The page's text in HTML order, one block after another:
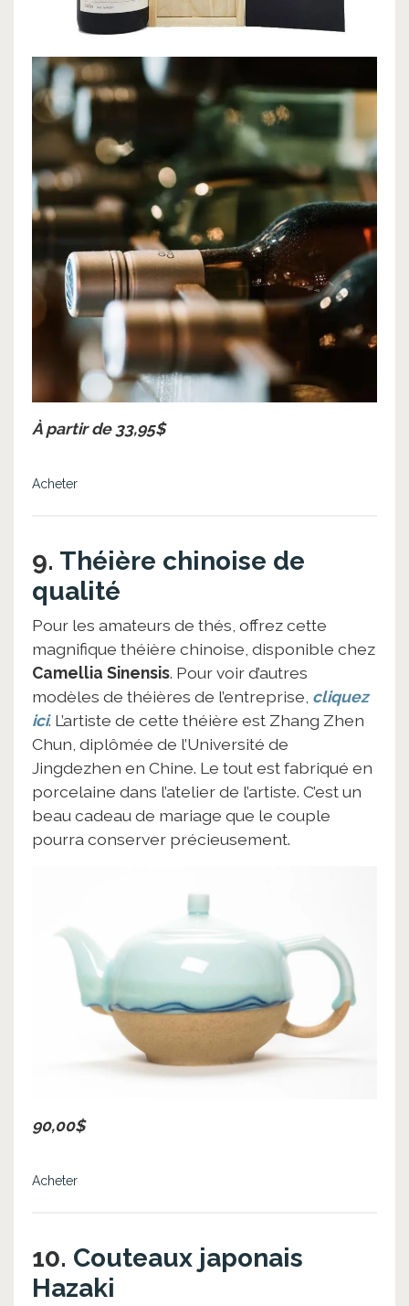
À partir de 33,95$
Acheter
9. Théière chinoise de
qualité
Pour les amateurs de thés, offrez cette
magnifique théière chinoise, disponible chez
Camellia Sinensis. Pour voir d’autres
modèles de théières de l’entreprise, cliquez
ici. L’artiste de cette théière est Zhang Zhen
Chun, diplômée de l’Université de
Jingdezhen en Chine. Le tout est fabriqué en
porcelaine dans l’atelier de l’artiste. C’est un
beau cadeau de mariage que le couple
pourra conserver précieusement.
90,00$
Acheter
10. Couteaux japonais
Hazaki